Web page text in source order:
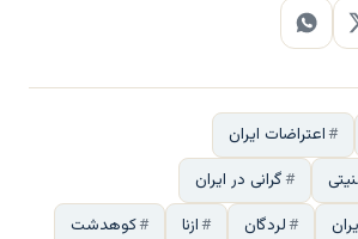
اعتراضات ایران
گرانی در ایران
لردگان ازنا کوهدشت